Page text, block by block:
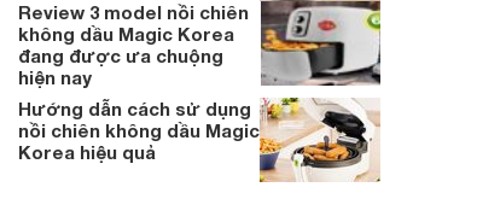
Review 3 model nồi chiên
không dầu Magic Korea
đang được ưa chuộng
hiện nay
Hướng dẫn cách sử dụng
nồi chiên không dầu Magic
Korea hiệu quả